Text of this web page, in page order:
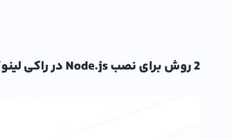
2 روش برای نصب Node.js در راکی لینوکس